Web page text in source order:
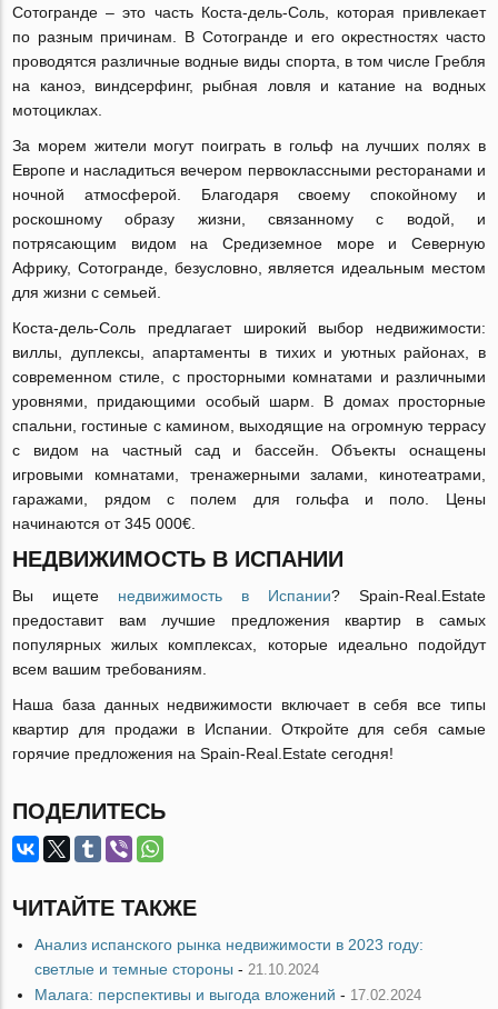
Сотогранде – это часть Коста-дель-Соль, которая привлекает
по разным причинам. В Сотогранде и его окрестностях часто
проводятся различные водные виды спорта, в том числе Гребля
на каноэ, виндсерфинг, рыбная ловля и катание на водных
мотоциклах.
За морем жители могут поиграть в гольф на лучших полях в
Европе и насладиться вечером первоклассными ресторанами и
ночной атмосферой. Благодаря своему спокойному и
роскошному образу жизни, связанному с водой, и
потрясающим видом на Средиземное море и Северную
Африку, Сотогранде, безусловно, является идеальным местом
для жизни с семьей.
Коста-дель-Соль предлагает широкий выбор недвижимости:
виллы, дуплексы, апартаменты в тихих и уютных районах, в
современном стиле, с просторными комнатами и различными
уровнями, придающими особый шарм. В домах просторные
спальни, гостиные с камином, выходящие на огромную террасу
с видом на частный сад и бассейн. Объекты оснащены
игровыми комнатами, тренажерными залами, кинотеатрами,
гаражами, рядом с полем для гольфа и поло. Цены
начинаются от 345 000€.
НЕДВИЖИМОСТЬ В ИСПАНИИ
Вы ищете недвижимость в Испании? Spain-Real.Estate
предоставит вам лучшие предложения квартир в самых
популярных жилых комплекcах, которые идеально подойдут
всем вашим требованиям.
Наша база данных недвижимости включает в себя все типы
квартир для продажи в Испании. Откройте для себя самые
горячие предложения на Spain-Real.Estate сегодня!
ПОДЕЛИТЕСЬ
ЧИТАЙТЕ ТАКЖЕ
Анализ испанского рынка недвижимости в 2023 году:
светлые и темные стороны - 21.10.2024
Малага: перспективы и выгода вложений - 17.02.2024